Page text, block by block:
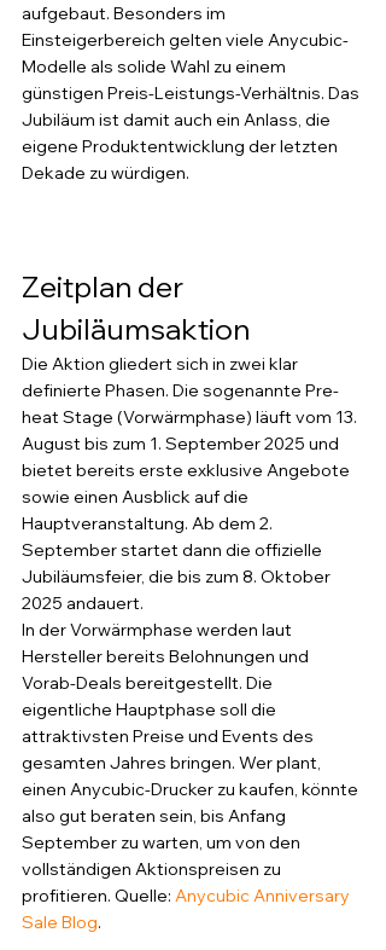
aufgebaut. Besonders im
Einsteigerbereich gelten viele Anycubic-
Modelle als solide Wahl zu einem
günstigen Preis-Leistungs-Verhältnis. Das
Jubiläum ist damit auch ein Anlass, die
eigene Produktentwicklung der letzten
Dekade zu würdigen.
Zeitplan der
Jubiläumsaktion
Die Aktion gliedert sich in zwei klar
definierte Phasen. Die sogenannte Pre-
heat Stage (Vorwärmphase) läuft vom 13.
August bis zum 1. September 2025 und
bietet bereits erste exklusive Angebote
sowie einen Ausblick auf die
Hauptveranstaltung. Ab dem 2.
September startet dann die offizielle
Jubiläumsfeier, die bis zum 8. Oktober
2025 andauert.
In der Vorwärmphase werden laut
Hersteller bereits Belohnungen und
Vorab-Deals bereitgestellt. Die
eigentliche Hauptphase soll die
attraktivsten Preise und Events des
gesamten Jahres bringen. Wer plant,
einen Anycubic-Drucker zu kaufen, könnte
also gut beraten sein, bis Anfang
September zu warten, um von den
vollständigen Aktionspreisen zu
profitieren. Quelle: Anycubic Anniversary
Sale Blog.